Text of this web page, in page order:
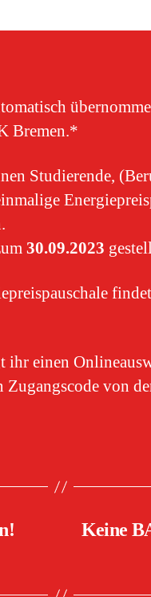
Bremen.*
Studierende,
30.09.2023
ihr einen
von
Keine